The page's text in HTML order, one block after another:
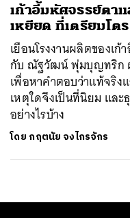
เก้าอี้มหัศจรรย์ตา
เหยียด ที่เตรียมโ
เยือนโรงงานผลิตของเ
กับ ณัฐวัฒน์ พุ่มบุญทริก
เพื่อหาคำตอบว่าแท้จริง
เหตุใดจึงเป็นที่นิยม และ
อย่างไรบ้าง
โดย กฤตนัย จงไกรจักร